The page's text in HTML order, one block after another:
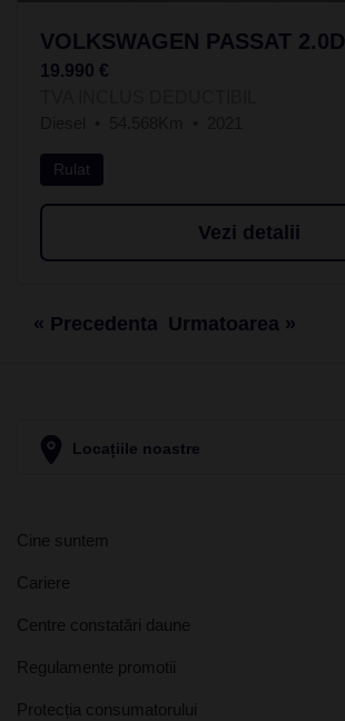
VOLKSWAGEN PASSAT 2.0D
19.990 €
Rulat
Vezi detalii
« Precedenta Urmatoarea »
Locațiile noastre
Cine suntem
Cariere
Centre constatări daune
Regulamente promotii
Protecția consumatorului